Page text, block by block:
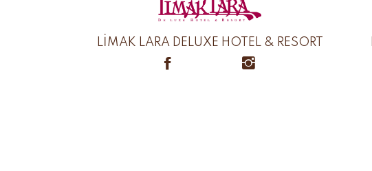
LİMAK LARA DELUXE HOTEL & RESORT